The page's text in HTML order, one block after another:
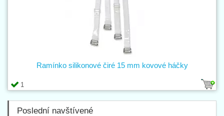
1
Ramínko silikonové čiré 15 mm kovové háčky
Poslední navštívené